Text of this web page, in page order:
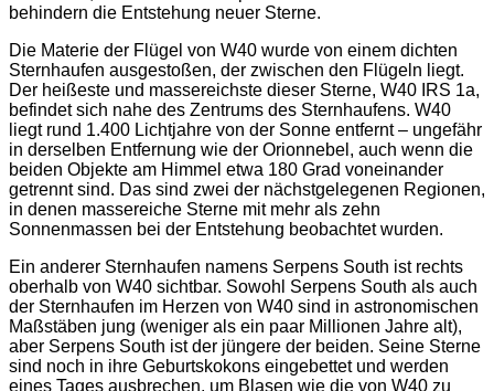
behindern die Entstehung neuer Sterne.
Die Materie der Flügel von W40 wurde von einem dichten
Sternhaufen ausgestoßen, der zwischen den Flügeln liegt.
Der heißeste und massereichste dieser Sterne, W40 IRS 1a,
befindet sich nahe des Zentrums des Sternhaufens. W40
liegt rund 1.400 Lichtjahre von der Sonne entfernt – ungefähr
in derselben Entfernung wie der Orionnebel, auch wenn die
beiden Objekte am Himmel etwa 180 Grad voneinander
getrennt sind. Das sind zwei der nächstgelegenen Regionen,
in denen massereiche Sterne mit mehr als zehn
Sonnenmassen bei der Entstehung beobachtet wurden.
Ein anderer Sternhaufen namens Serpens South ist rechts
oberhalb von W40 sichtbar. Sowohl Serpens South als auch
der Sternhaufen im Herzen von W40 sind in astronomischen
Maßstäben jung (weniger als ein paar Millionen Jahre alt),
aber Serpens South ist der jüngere der beiden. Seine Sterne
sind noch in ihre Geburtskokons eingebettet und werden
eines Tages ausbrechen, um Blasen wie die von W40 zu